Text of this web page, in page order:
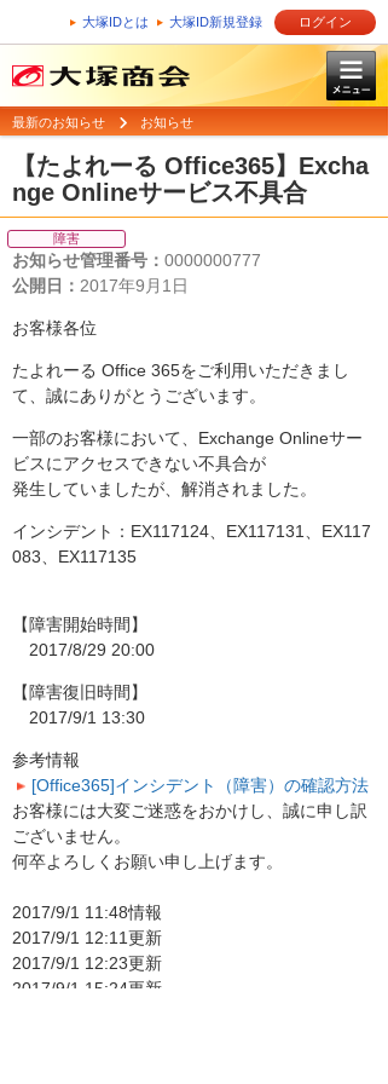
大塚IDとは 大塚ID新規登録 ログイン
最新のお知らせ お知らせ
【たよれーる Office365】Excha
nge Onlineサービス不具合
障害
お知らせ管理番号： 0000000777
公開日： 2017年9月1日
お客様各位
たよれーる Office 365をご利用いただきまし
て、誠にありがとうございます。
一部のお客様において、Exchange Onlineサー
ビスにアクセスできない不具合が
発生していましたが、解消されました。
インシデント：EX117124、EX117131、EX117
083、EX117135
【障害開始時間】
2017/8/29 20:00
【障害復旧時間】
2017/9/1 13:30
参考情報
[Office365]インシデント（障害）の確認方法
お客様には大変ご迷惑をおかけし、誠に申し訳
ございません。
何卒よろしくお願い申し上げます。
2017/9/1 11:48情報
2017/9/1 12:11更新
2017/9/1 12:23更新
2017/9/1 15:24更新